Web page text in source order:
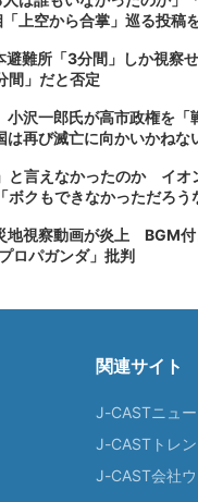
上空から合掌」巡る投稿
避難所「3分間」しか視察
間」だと否定
小沢一郎氏が高市政権を「
再び滅亡に向かいかねな
と言えなかったのか イオ
ボクもできなかっただろう
地視察動画が炎上 BGM付
ロパガンダ」批判
関連サイト
J-CASTニュー
J-CASTトレン
J-CAST会社